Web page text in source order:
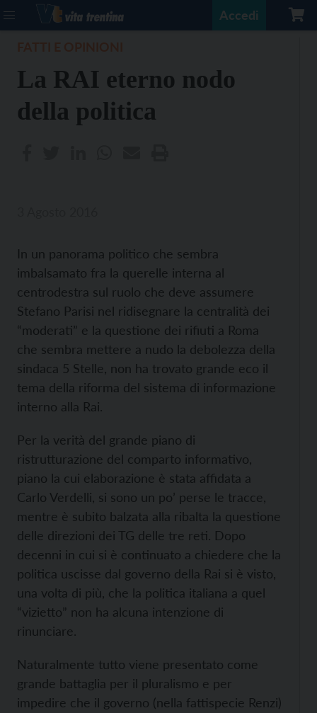
Accedi
La RAI eterno nodo
della politica
In un panorama politico che sembra
imbalsamato fra la querelle interna al
centrodestra sul ruolo che deve assumere
Stefano Parisi nel ridisegnare la centralità dei
“moderati” e la questione dei rifiuti a Roma
che sembra mettere a nudo la debolezza della
sindaca 5 Stelle, non ha trovato grande eco il
tema della riforma del sistema di informazione
interno alla Rai.
Per la verità del grande piano di
ristrutturazione del comparto informativo,
piano la cui elaborazione è stata affidata a
Carlo Verdelli, si sono un po’ perse le tracce,
mentre è subito balzata alla ribalta la questione
delle direzioni dei TG delle tre reti. Dopo
decenni in cui si è continuato a chiedere che la
politica uscisse dal governo della Rai si è visto,
una volta di più, che la politica italiana a quel
“vizietto” non ha alcuna intenzione di
rinunciare.
Naturalmente tutto viene presentato come
grande battaglia per il pluralismo e per
impedire che il governo (nella fattispecie Renzi)